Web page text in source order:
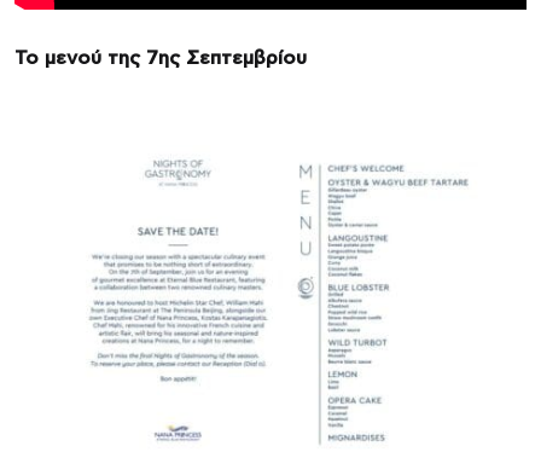
To μενού της 7ης Σεπτεμβρίου